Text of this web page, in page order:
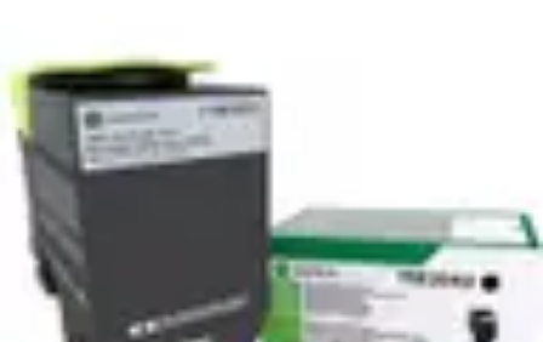
TechnologieMusiqueCryptomonnaies
Tech Culture Mag